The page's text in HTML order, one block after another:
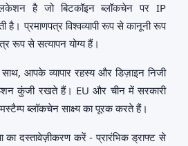
है जो बिटकॉइन ब्लॉकचेन पर IP
है। प्रमाणपत्र विश्वव्यापी रूप से कानूनी रूप
रूप से सत्यापन योग्य हैं।
आपके व्यापार रहस्य और डिज़ाइन निजी
कुंजी रखते हैं। EU और चीन में सरकारी
ब्लॉकचेन साक्ष्य का पूरक करते हैं।
का दस्तावेज़ीकरण करें - प्रारंभिक ड्राफ्ट से